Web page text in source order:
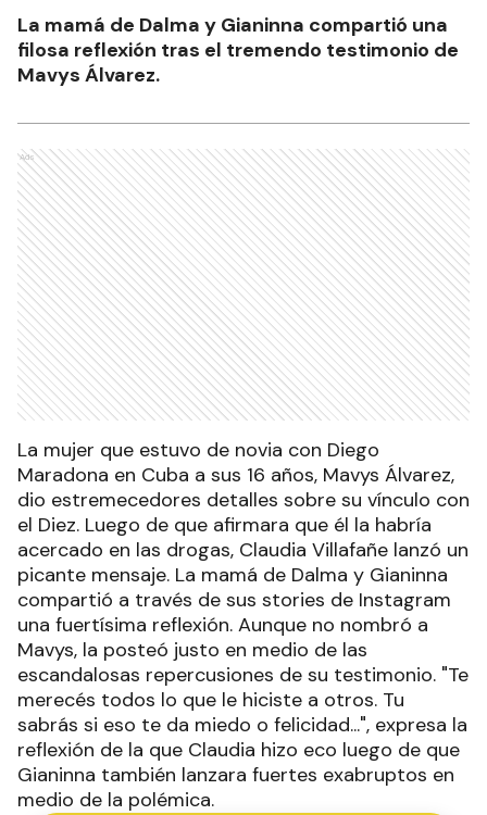
La mamá de Dalma y Gianinna compartió una
filosa reflexión tras el tremendo testimonio de
Mavys Álvarez.
Ads
La mujer que estuvo de novia con Diego
Maradona en Cuba a sus 16 años, Mavys Álvarez,
dio estremecedores detalles sobre su vínculo con
el Diez. Luego de que afirmara que él la habría
acercado en las drogas, Claudia Villafañe lanzó un
picante mensaje. La mamá de Dalma y Gianinna
compartió a través de sus stories de Instagram
una fuertísima reflexión. Aunque no nombró a
Mavys, la posteó justo en medio de las
escandalosas repercusiones de su testimonio. "Te
merecés todos lo que le hiciste a otros. Tu
sabrás si eso te da miedo o felicidad...", expresa la
reflexión de la que Claudia hizo eco luego de que
Gianinna también lanzara fuertes exabruptos en
medio de la polémica.